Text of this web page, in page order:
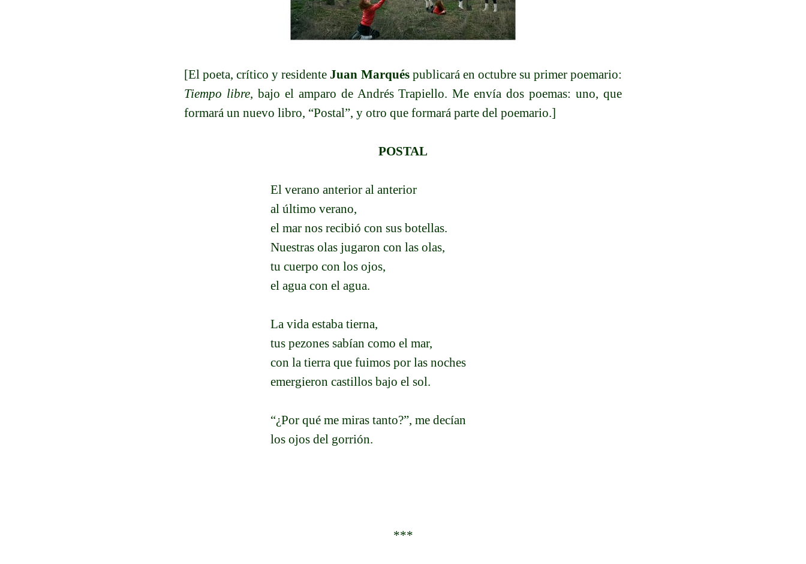
[El poeta, crítico y residente Juan Marquéspublicará en octubre su primer poemario:
Tiempo libre, bajo el amparo de Andrés Trapiello. Me envía dos poemas: uno, que
formará un nuevo libro, “Postal”, y otro que formará parte del poemario.]
POSTAL
El verano anterior al anterior
al último verano,
el mar nos recibió con sus botellas.
Nuestras olas jugaron con las olas,
tu cuerpo con los ojos,
el agua con el agua.
La vida estaba tierna,
tus pezones sabían como el mar,
con la tierra que fuimos por las noches
emergieron castillos bajo el sol.
“¿Por qué me miras tanto?”, me decían
los ojos del gorrión.
***